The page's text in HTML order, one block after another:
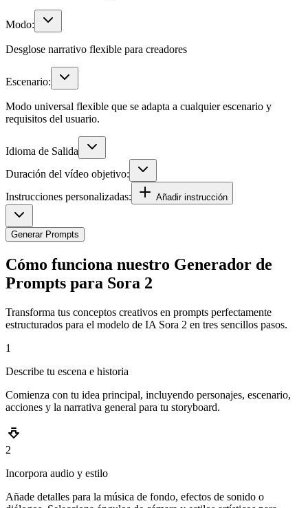
Modo:
Desglose narrativo flexible para creadores
Escenario:
Modo universal flexible que se adapta a cualquier escenario y
requisitos del usuario.
Idioma de Salida
Duración del vídeo objetivo:
Instrucciones personalizadas:
Añadir instrucción
Generar Prompts
Cómo funciona nuestro Generador de
Prompts para Sora 2
Transforma tus conceptos creativos en prompts perfectamente
estructurados para el modelo de IA Sora 2 en tres sencillos pasos.
1
Describe tu escena e historia
Comienza con tu idea principal, incluyendo personajes, escenario,
acciones y la narrativa general para tu storyboard.
2
Incorpora audio y estilo
Añade detalles para la música de fondo, efectos de sonido o